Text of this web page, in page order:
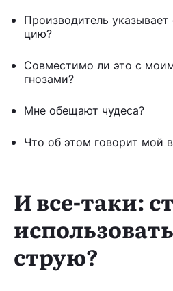
Производитель указывает
цию?
Совместимо ли это с
гнозами?
Мне обещают чудеса?
Что об этом говорит мой
И все-таки:
струю?